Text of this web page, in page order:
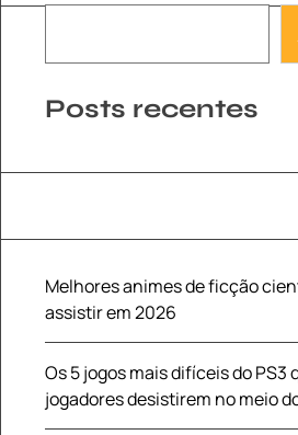
Posts recentes
Melhores animes de ficção
assistir em 2026
Os 5 jogos mais difíceis do PS3
jogadores desistirem no meio